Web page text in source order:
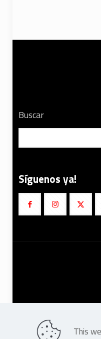
Buscar
Síguenos ya!
This